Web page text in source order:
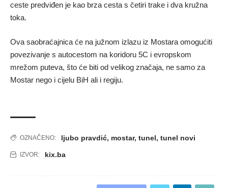
ceste predviđen je kao brza cesta s četiri trake i dva kružna
toka.
Ova saobraćajnica će na južnom izlazu iz Mostara omogućiti
povezivanje s autocestom na koridoru 5C i evropskom
mrežom puteva, što će biti od velikog značaja, ne samo za
Mostar nego i cijelu BiH ali i regiju.
OZNAČENO: ljubo pravdić, mostar, tunel, tunel novi
IZVOR: kix.ba